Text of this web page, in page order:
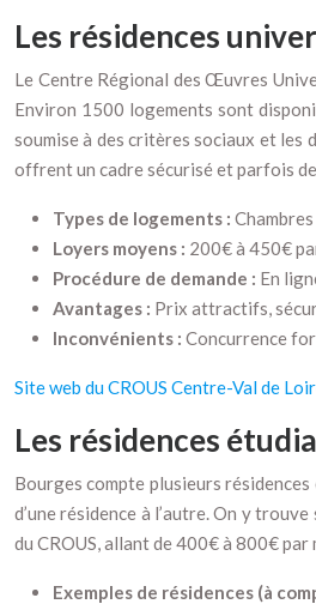
Les résidences
Le Centre Régional des Œuvres
Environ 1500 logements sont
soumise à des critères sociaux et les
offrent un cadre sécurisé et parfois
Types de logements :
Loyers moyens : 200€ à 450€
Procédure de demande : En
Avantages : Prix attractifs,
Inconvénients : Concurrence
Site web du CROUS Centre-Val de
Les résidences
Bourges compte plusieurs
d’une résidence à l’autre. On y
du CROUS, allant de 400€ à 800€
Exemples de résidences (à